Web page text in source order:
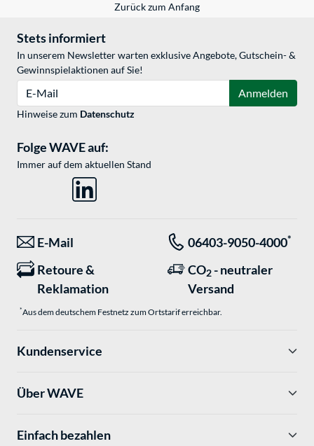
Zurück zum Anfang
Stets informiert
In unserem Newsletter warten exklusive Angebote, Gutschein- &
Gewinnspielaktionen auf Sie!
Anmelden
Hinweise zum Datenschutz
Folge WAVE auf:
Immer auf dem aktuellen Stand
E-Mail 06403-9050-4000*
Retoure &
Reklamation
CO2 - neutraler
Versand
*Aus dem deutschem Festnetz zum Ortstarif erreichbar.
Kundenservice
Über WAVE
Einfach bezahlen